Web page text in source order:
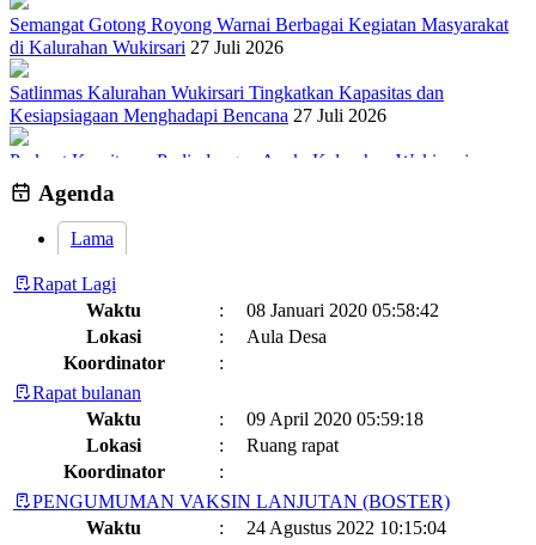
Semangat Gotong Royong Warnai Berbagai Kegiatan Masyarakat
di Kalurahan Wukirsari 27 Juli 2026
Satlinmas Kalurahan Wukirsari Tingkatkan Kapasitas dan
Kesiapsiagaan Menghadapi Bencana 27 Juli 2026
Perkuat Komitmen Perlindungan Anak, Kalurahan Wukirsari
Menggelar Sosialisasi dan Outbond Desa Ramah Anak
Agenda
Lama
Rapat Lagi
Waktu
:
08 Januari 2020 05:58:42
Lokasi
:
Aula Desa
Koordinator
:
Rapat bulanan
Waktu
:
09 April 2020 05:59:18
Lokasi
:
Ruang rapat
Koordinator
:
PENGUMUMAN VAKSIN LANJUTAN (BOSTER)
Waktu
:
24 Agustus 2022 10:15:04